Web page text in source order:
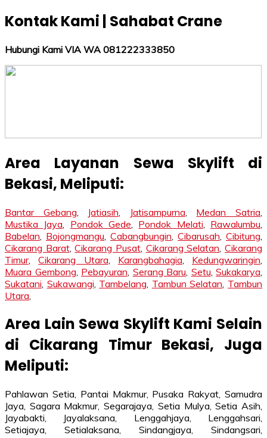
Kontak Kami | Sahabat Crane
Hubungi Kami VIA WA 081222333850
Area Layanan Sewa Skylift di
Bekasi, Meliputi:
Bantar Gebang Jatiasih Jatisampurna Medan Satria
Mustika Jaya
Pondok Gede Pondok Melati Rawalumbu
Babelan Bojongmangu Cabangbungin Cibarusah Cibitung
Cikarang Barat,Cikarang Pusat Cikarang Selatan ,Cikarang
Timur,Cikarang Utara Karangbahagia Kedungwaringin
Muara Gembong Pebayuran Serang Baru Setu Sukakarya
Sukatani Sukawangi Tambelang Tambun Selatan Tambun
Utara
Area Lain Sewa Skylift Kami Selain
di Cikarang Timur Bekasi, Juga
Meliputi:
Pahlawan Setia, Pantai Makmur, Pusaka Rakyat, Samudra
Jaya, Sagara Makmur, Segarajaya, Setia Mulya, Setia Asih,
Jayabakti, Jayalaksana, Lenggahjaya, Lenggahsari,
Setiajaya, Setialaksana, Sindangjaya, Sindangsari,